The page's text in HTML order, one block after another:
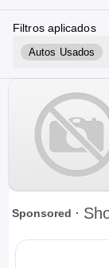
Filtros aplicados
Autos Usados